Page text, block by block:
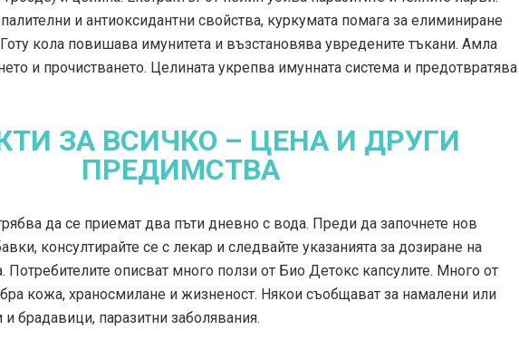
и антиоксидантни свойства, куркумата помага за елиминиране
кола повишава имунитета и възстановява увредените тъкани. Амла
и прочистването. Целината укрепва имунната система и предотвратява
ЗА ВСИЧКО – ЦЕНА И ДРУГИ
ПРЕДИМСТВА
да се приемат два пъти дневно с вода. Преди да започнете нов
консултирайте се с лекар и следвайте указанията за дозиране на
Потребителите описват много ползи от Био Детокс капсулите. Много от
кожа, храносмилане и жизненост. Някои съобщават за намалени или
брадавици, паразитни заболявания.